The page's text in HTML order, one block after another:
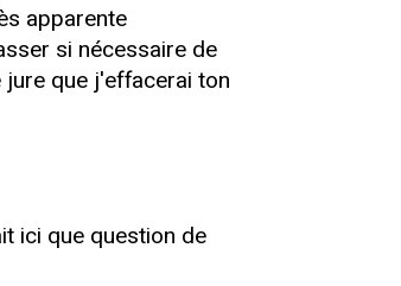
apparente
si nécessaire de
que j'effacerai ton
ici que question de